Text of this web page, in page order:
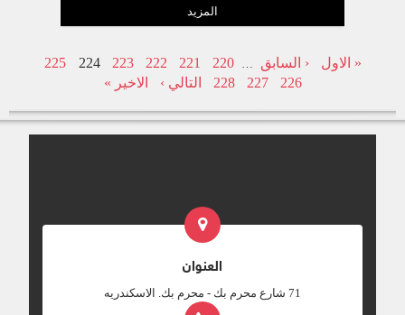
المزيد
« الاول ‹ السابق …
220
221
222
223
224
225
226
227
228 التالي › الاخير »
العنوان
‎71 شارع محرم بك - محرم بك. الاسكندريه